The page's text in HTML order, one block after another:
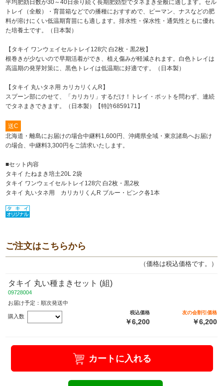
平均肥効日数が30～40日余り続く長期肥効型でタネまき全般に適します。セル
トレイ（全般）・育苗箱などでの播種におすすめで、ピーマン、ナスなどの肥
料が溶けにくい低温期育苗にも適します。排水性・保水性・通気性ともに優れ
た培養土です。（日本製）
【タキイ ワンウェイセルトレイ128穴 白2枚・黒2枚】
根巻きが少ないので早期活着ができ、植え傷みが軽減されます。白色トレイは
高温期の発芽対策に、黒色トレイは低温期に好適です。（日本製）
【タキイ 丸いタネ用 カリカリくんR】
スプーン部にのせて、「カリカリ」するだけ！トレイ・ポットを問わず、連続
でタネまきできます。（日本製）【特許6859171】
送C
北海道・離島にお届けの場合中継料1,600円、沖縄県全域・東京諸島へお届け
の場合、中継料3,300円をご請求いたします。
■セット内容
タキイ たねまき培土20L 2袋
タキイ ワンウェイセルトレイ128穴 白2枚・黒2枚
タキイ 丸いタネ用 カリカリくんR ブルー・ピンク各1本
ご注文はこちらから
（価格は税込価格です。）
タキイ 丸い種まきセット (組)
09728004
お届け予定：順次発送中
購入数
税込価格
￥6,200
友の会割引価格
￥6,200
カートに入れる